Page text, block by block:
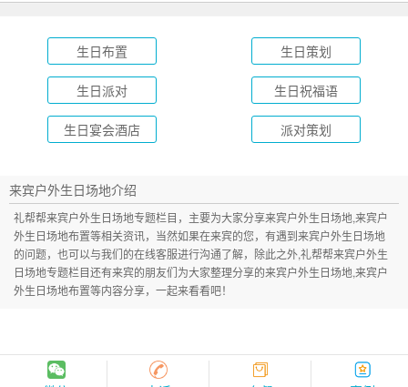
生日布置 生日策划
生日派对 生日祝福语
生日宴会酒店 派对策划
来宾户外生日场地介绍
礼帮帮来宾户外生日场地专题栏目，主要为大家分享来宾户外生日场地,来宾户
外生日场地布置等相关资讯，当然如果在来宾的您，有遇到来宾户外生日场地
的问题，也可以与我们的在线客服进行沟通了解，除此之外,礼帮帮来宾户外生
日场地专题栏目还有来宾的朋友们为大家整理分享的来宾户外生日场地,来宾户
外生日场地布置等内容分享，一起来看看吧！